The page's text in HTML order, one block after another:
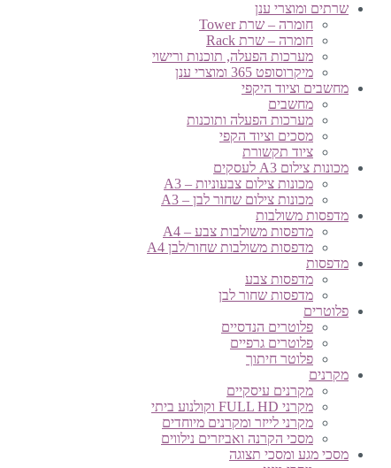
שרתים ומוצרי ענן
חומרה – שרת Tower
חומרה – שרת Rack
מערכות הפעלה, תוכנות ורישוי
מיקרוסופט 365 ומוצרי ענן
מחשבים וציוד היקפי
מחשבים
מערכות הפעלה ותוכנות
מסכים וציוד הקפי
ציוד תקשורת
מכונות צילום A3 לעסקים
מכונות צילום צבעוניות – A3
מכונות צילום שחור לבן – A3
מדפסות משולבות
מדפסות משולבות צבע – A4
מדפסות משולבות שחור/לבן A4
מדפסות
מדפסות צבע
מדפסות שחור לבן
פלוטרים
פלוטרים הנדסיים
פלוטרים גרפיים
פלוטר חיתוך
מקרנים
מקרנים עיסקיים
מקרני FULL HD וקולנוע ביתי
מקרני לייזר ומקרנים מיוחדים
מסכי הקרנה ואביזרים נילווים
מסכי מגע ומסכי תצוגה